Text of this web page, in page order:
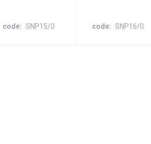
code SNP15/0 code SNP16/0